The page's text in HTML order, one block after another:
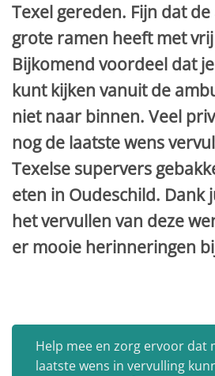
Texel gereden. Fijn dat
grote ramen heeft met
Bijkomend voordeel dat
kunt kijken vanuit de
niet naar binnen. Veel
nog de laatste wens
Texelse supervers
eten in Oudeschild. Dank
het vervullen van deze
er mooie herinneringen
Help mee en zorg ervoor dat
laatste wens in vervulling